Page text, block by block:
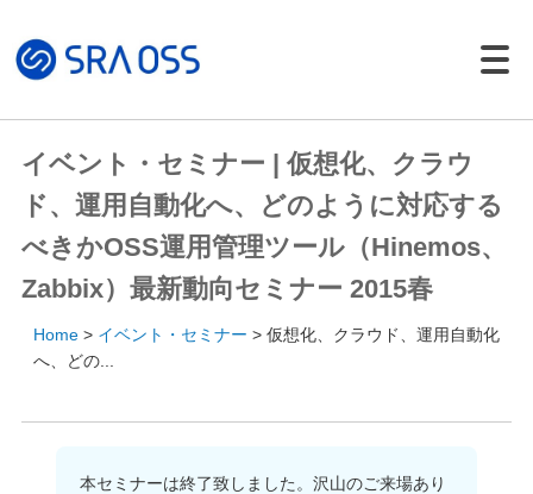
製品・サービス一覧
サポートサービス
コンサルティング
パッケージ製品
トレーニング
イベント・セミナー
イベント・セミナー | 仮想化、クラウ
ド、運用自動化へ、どのように対応する
べきかOSS運用管理ツール（Hinemos、
Zabbix）最新動向セミナー 2015春
Home イベント・セミナー
仮想化、クラウド、運用自動化
へ、どの...
本セミナーは終了致しました。沢山のご来場あり